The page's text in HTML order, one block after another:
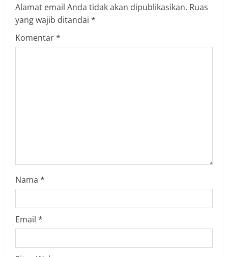
u
e
n
g
Alamat email Anda tidak akan dipublikasikan. Ruas
yang wajib ditandai *
Komentar*
Nama *
Email *